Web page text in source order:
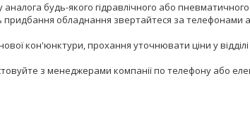
будь-якого гідравлічного або
придбання обладнання звертайтеся за
кон'юнктури, прохання уточнювати ціни у
з менеджерами компанії по телефону або